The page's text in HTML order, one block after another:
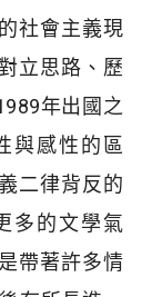
社會主義現
立思路、歷
年出國之
與感性的區
二律背反的
多的文學氣
帶著許多情